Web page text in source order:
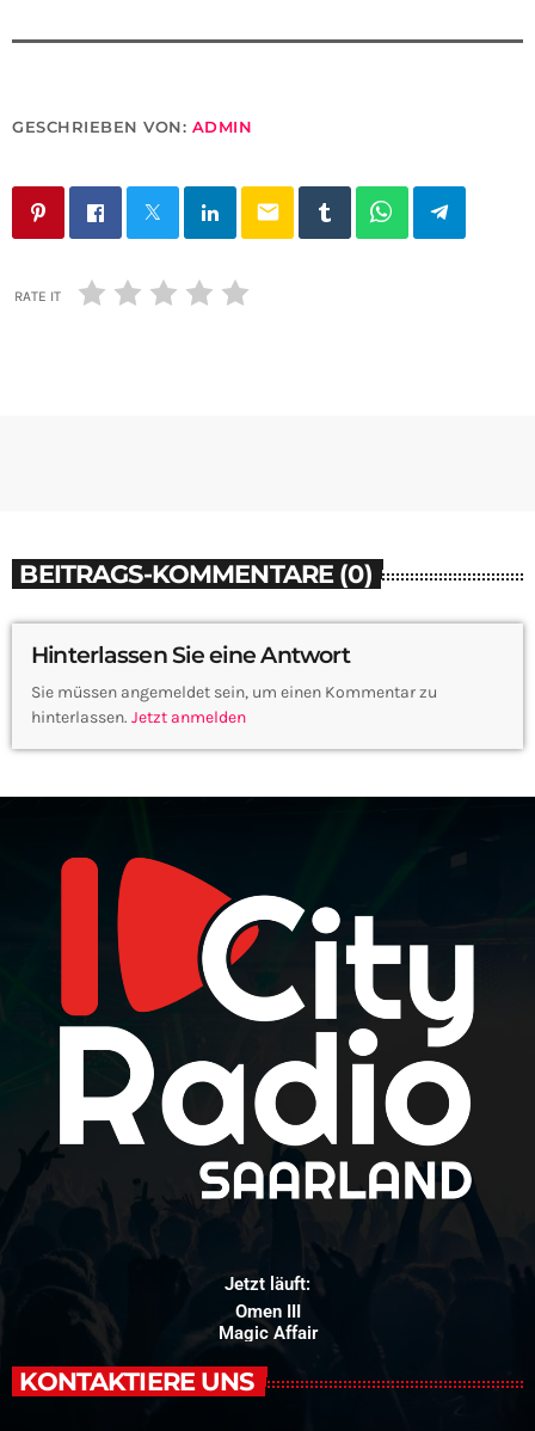
GESCHRIEBEN VON: ADMIN
email
RATE IT
BEITRAGS-KOMMENTARE (0)
Hinterlassen Sie eine Antwort
Sie müssen angemeldet sein, um einen Kommentar zu
hinterlassen. Jetzt anmelden
Jetzt läuft:
How It Was Before
Tom Gregory
KONTAKTIERE UNS